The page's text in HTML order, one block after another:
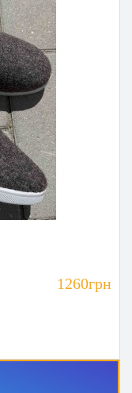
1260грн